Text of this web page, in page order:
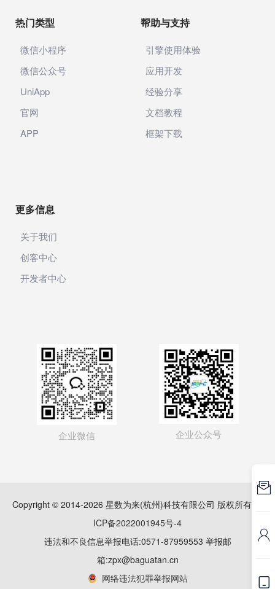
热门类型
微信小程序
微信公众号
UniApp
官网
APP
帮助与支持
引擎使用体验
应用开发
经验分享
文档教程
框架下载
更多信息
关于我们
创客中心
开发者中心
企业微信 企业公众号
Copyright © 2014-2026 星数为来(杭州)科技有限公司 版权所有
ICP备2022001945号-4
违法和不良信息举报电话:0571-87959553 举报邮
箱:zpx@baguatan.cn
网络违法犯罪举报网站


